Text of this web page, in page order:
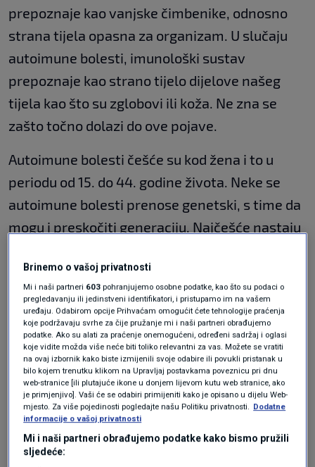
prepoznaje kao vanjske čimbenike, odnosno
strana tijela opasna za organizam. U slučaju
autoimune bolesti, imunološki sustav
prepoznaje kao strano tijelo dijelove našeg
tijela kao što su zglobovi ili koža. Ne zna se
zašto točno dolazi do ove pojave.
Autoimune bolesti češće su kod žena i to u
periodu od 15. do 44. godine života. Neke se
autoimune bolesti prenose genetski, s time da
mogu i preskočiti generaciju. Najčešće nastaju
veliki utjecaj kod pojave autoimunih bolesti
može imati istres.
Koje su najčešće
autoimune bolesti?
Postoji preko 80 različitih vrsta autoimunih
bolesti. Najčešće autoimune bolesti su
dijabetes tipa I, reumatoidni artritis (zahvaća
Brinemo o vašoj privatnosti
Mi i naši partneri 603 pohranjujemo osobne podatke, kao što su podaci o
pregledavanju ili jedinstveni identifikatori, i pristupamo im na vašem
uređaju. Odabirom opcije Prihvaćam omogućit ćete tehnologije praćenja
koje podržavaju svrhe za čije pružanje mi i naši partneri obrađujemo
podatke. Ako su alati za praćenje onemogućeni, određeni sadržaj i oglasi
koje vidite možda više neće biti toliko relevantni za vas. Možete se vratiti
na ovaj izbornik kako biste izmijenili svoje odabire ili povukli pristanak u
bilo kojem trenutku klikom na Upravljaj postavkama poveznicu pri dnu
web-stranice [ili plutajuće ikone u donjem lijevom kutu web stranice, ako
je primjenjivo]. Vaši će se odabiri primijeniti kako je opisano u dijelu Web-
mjesto. Za više pojedinosti pogledajte našu Politiku privatnosti. Dodatne
informacije o vašoj privatnosti
Mi i naši partneri obrađujemo podatke kako bismo pružili
sljedeće: